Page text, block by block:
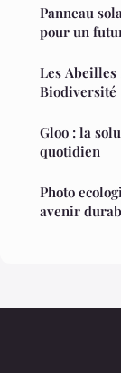
Panneau
pour un
Les Abeilles
Biodiversité
Gloo : la
quotidien
Photo
avenir